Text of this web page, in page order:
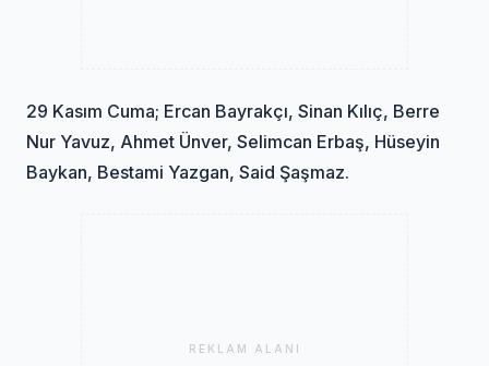
29 Kasım Cuma; Ercan Bayrakçı, Sinan Kılıç, Berre
Nur Yavuz, Ahmet Ünver, Selimcan Erbaş, Hüseyin
Baykan, Bestami Yazgan, Said Şaşmaz.
REKLAM ALANI